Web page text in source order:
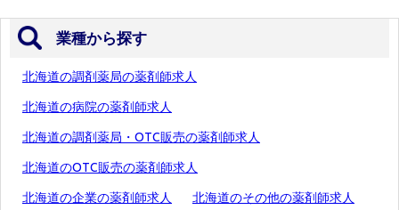
業種から探す
北海道の調剤薬局の薬剤師求人
北海道の病院の薬剤師求人
北海道の調剤薬局・OTC販売の薬剤師求人
北海道のOTC販売の薬剤師求人
北海道の企業の薬剤師求人 北海道のその他の薬剤師求人